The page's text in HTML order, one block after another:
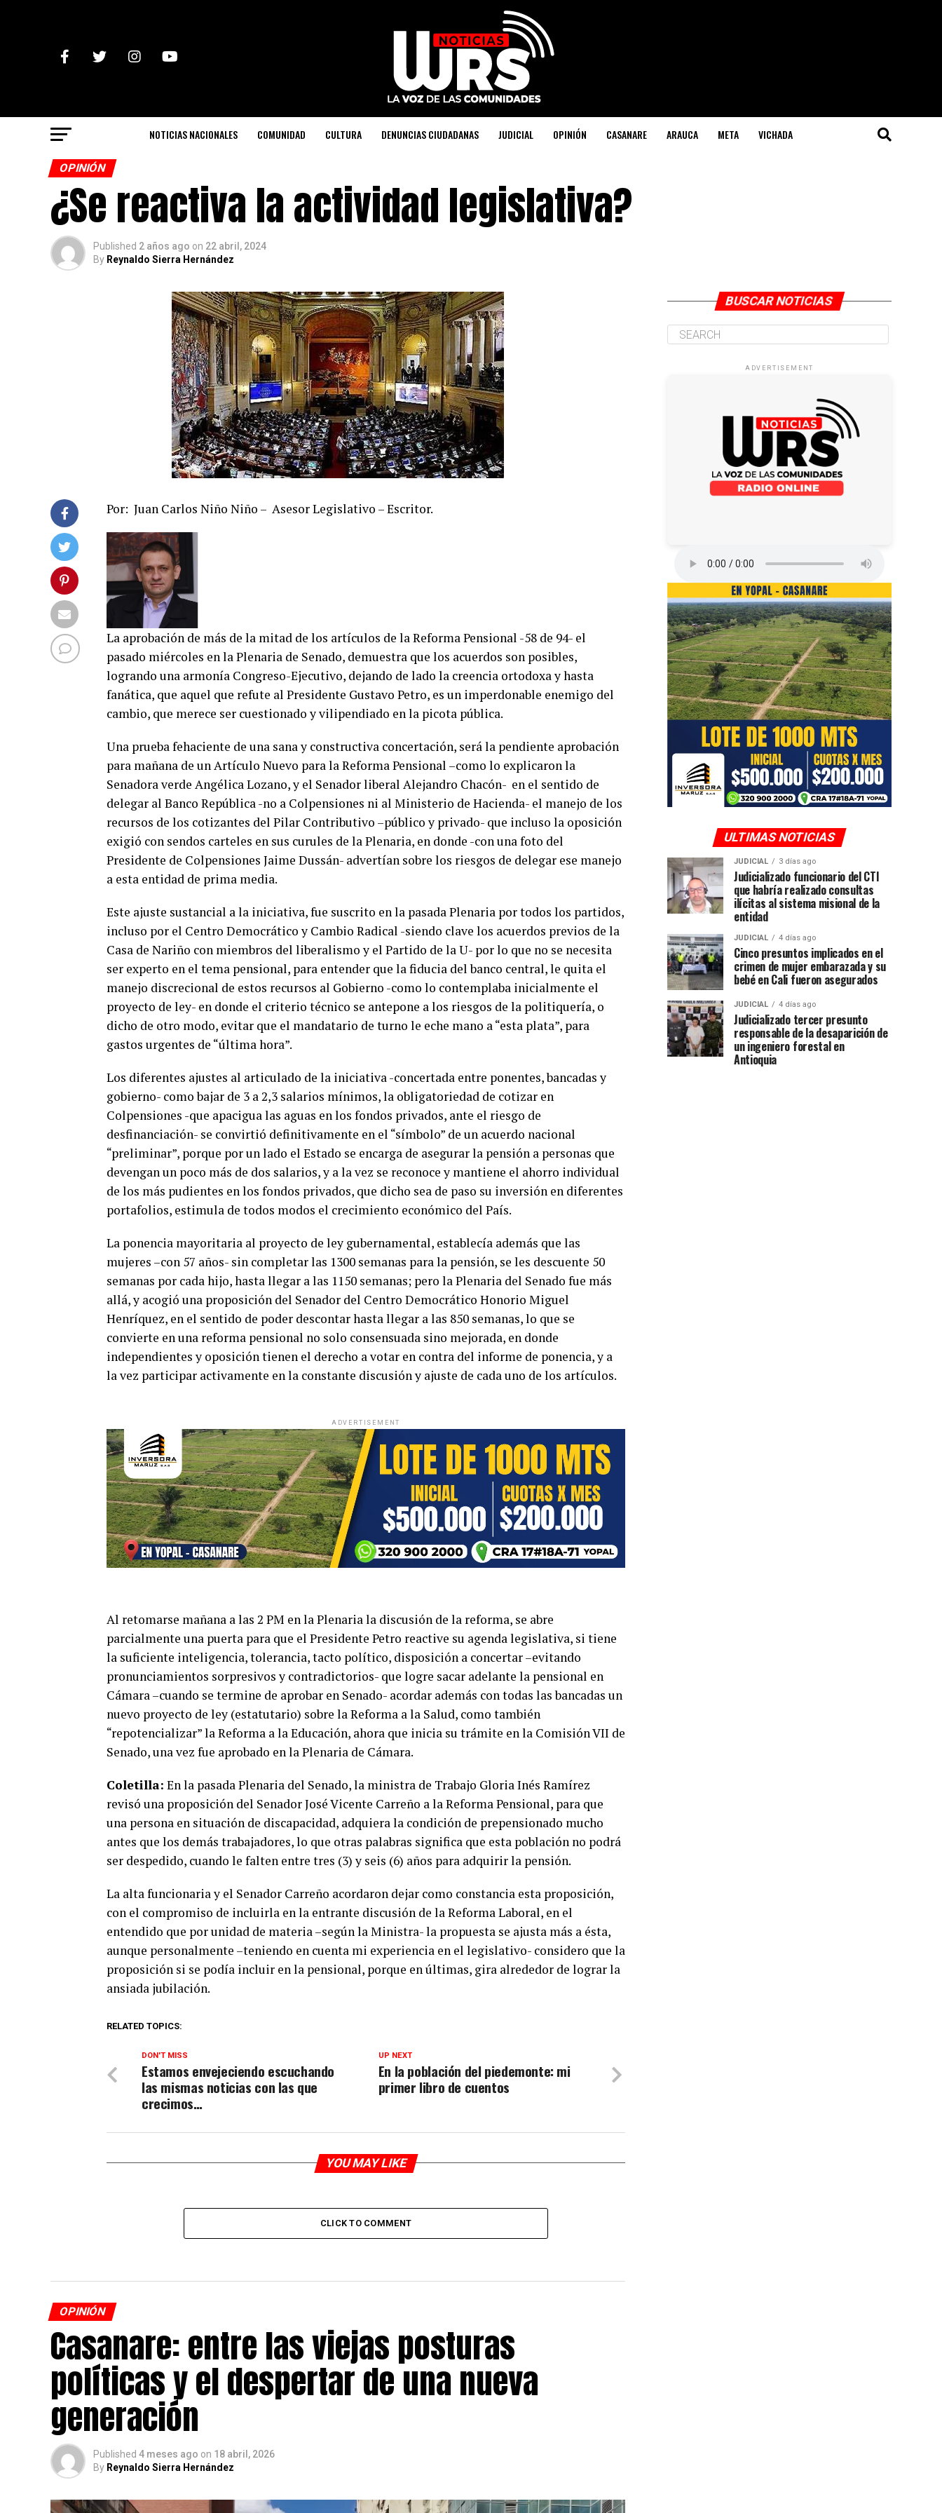
NOTICIAS NACIONALES COMUNIDAD CULTURA DENUNCIAS CIUDADANAS JUDICIAL OPINIÓN CASANARE ARAUCA META VICHADA
OPINIÓN
¿Se reactiva la actividad legislativa?
Published 2 años ago on 22 abril, 2024
By Reynaldo Sierra Hernández
Por: Juan Carlos Niño Niño – Asesor Legislativo – Escritor.
La aprobación de más de la mitad de los artículos de la Reforma Pensional -58 de 94- el
pasado miércoles en la Plenaria de Senado, demuestra que los acuerdos son posibles,
logrando una armonía Congreso-Ejecutivo, dejando de lado la creencia ortodoxa y hasta
fanática, que aquel que refute al Presidente Gustavo Petro, es un imperdonable enemigo del
cambio, que merece ser cuestionado y vilipendiado en la picota pública.
Una prueba fehaciente de una sana y constructiva concertación, será la pendiente aprobación
para mañana de un Artículo Nuevo para la Reforma Pensional –como lo explicaron la
Senadora verde Angélica Lozano, y el Senador liberal Alejandro Chacón- en el sentido de
delegar al Banco República -no a Colpensiones ni al Ministerio de Hacienda- el manejo de los
recursos de los cotizantes del Pilar Contributivo –público y privado- que incluso la oposición
exigió con sendos carteles en sus curules de la Plenaria, en donde -con una foto del
Presidente de Colpensiones Jaime Dussán- advertían sobre los riesgos de delegar ese manejo
a esta entidad de prima media.
Este ajuste sustancial a la iniciativa, fue suscrito en la pasada Plenaria por todos los partidos,
incluso por el Centro Democrático y Cambio Radical -siendo clave los acuerdos previos de la
Casa de Nariño con miembros del liberalismo y el Partido de la U- por lo que no se necesita
ser experto en el tema pensional, para entender que la fiducia del banco central, le quita el
manejo discrecional de estos recursos al Gobierno -como lo contemplaba inicialmente el
proyecto de ley- en donde el criterio técnico se antepone a los riesgos de la politiquería, o
dicho de otro modo, evitar que el mandatario de turno le eche mano a “esta plata”, para
gastos urgentes de “última hora”.
Los diferentes ajustes al articulado de la iniciativa -concertada entre ponentes, bancadas y
gobierno- como bajar de 3 a 2,3 salarios mínimos, la obligatoriedad de cotizar en
Colpensiones -que apacigua las aguas en los fondos privados, ante el riesgo de
desfinanciación- se convirtió definitivamente en el “símbolo” de un acuerdo nacional
“preliminar”, porque por un lado el Estado se encarga de asegurar la pensión a personas que
devengan un poco más de dos salarios, y a la vez se reconoce y mantiene el ahorro individual
de los más pudientes en los fondos privados, que dicho sea de paso su inversión en diferentes
portafolios, estimula de todos modos el crecimiento económico del País.
La ponencia mayoritaria al proyecto de ley gubernamental, establecía además que las
mujeres –con 57 años- sin completar las 1300 semanas para la pensión, se les descuente 50
semanas por cada hijo, hasta llegar a las 1150 semanas; pero la Plenaria del Senado fue más
allá, y acogió una proposición del Senador del Centro Democrático Honorio Miguel
Henríquez, en el sentido de poder descontar hasta llegar a las 850 semanas, lo que se
convierte en una reforma pensional no solo consensuada sino mejorada, en donde
independientes y oposición tienen el derecho a votar en contra del informe de ponencia, y a
la vez participar activamente en la constante discusión y ajuste de cada uno de los artículos.
ADVERTISEMENT
Al retomarse mañana a las 2 PM en la Plenaria la discusión de la reforma, se abre
parcialmente una puerta para que el Presidente Petro reactive su agenda legislativa, si tiene
la suficiente inteligencia, tolerancia, tacto político, disposición a concertar –evitando
pronunciamientos sorpresivos y contradictorios- que logre sacar adelante la pensional en
Cámara –cuando se termine de aprobar en Senado- acordar además con todas las bancadas un
nuevo proyecto de ley (estatutario) sobre la Reforma a la Salud, como también
“repotencializar” la Reforma a la Educación, ahora que inicia su trámite en la Comisión VII de
Senado, una vez fue aprobado en la Plenaria de Cámara.
Coletilla: En la pasada Plenaria del Senado, la ministra de Trabajo Gloria Inés Ramírez
revisó una proposición del Senador José Vicente Carreño a la Reforma Pensional, para que
una persona en situación de discapacidad, adquiera la condición de prepensionado mucho
antes que los demás trabajadores, lo que otras palabras significa que esta población no podrá
ser despedido, cuando le falten entre tres (3) y seis (6) años para adquirir la pensión.
La alta funcionaria y el Senador Carreño acordaron dejar como constancia esta proposición,
con el compromiso de incluirla en la entrante discusión de la Reforma Laboral, en el
entendido que por unidad de materia –según la Ministra- la propuesta se ajusta más a ésta,
aunque personalmente –teniendo en cuenta mi experiencia en el legislativo- considero que la
proposición si se podía incluir en la pensional, porque en últimas, gira alrededor de lograr la
ansiada jubilación.
RELATED TOPICS:
UP NEXT
En la población del piedemonte: mi
primer libro de cuentos
DON'T MISS
Estamos envejeciendo escuchando
las mismas noticias con las que
crecimos…
YOU MAY LIKE
CLICK TO COMMENT
OPINIÓN
Casanare: entre las viejas posturas
políticas y el despertar de una nueva
generación
Published 4 meses ago on 18 abril, 2026
By Reynaldo Sierra Hernández
BUSCAR NOTICIAS
ADVERTISEMENT
ULTIMAS NOTICIAS
JUDICIAL 3 días ago
Judicializado funcionario del CTI
que habría realizado consultas
ilícitas al sistema misional de la
entidad
JUDICIAL 4 días ago
Cinco presuntos implicados en el
crimen de mujer embarazada y su
bebé en Cali fueron asegurados
JUDICIAL 4 días ago
Judicializado tercer presunto
responsable de la desaparición de
un ingeniero forestal en
Antioquia